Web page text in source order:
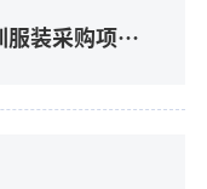
服装采购项目